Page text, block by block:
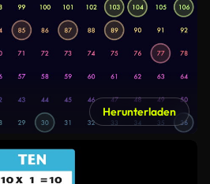
Herunterladen